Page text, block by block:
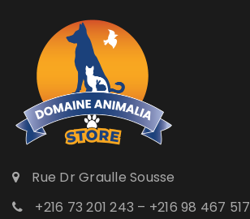
Rue Dr Graulle Sousse
+216 73 201 243 – +216 98 467 517